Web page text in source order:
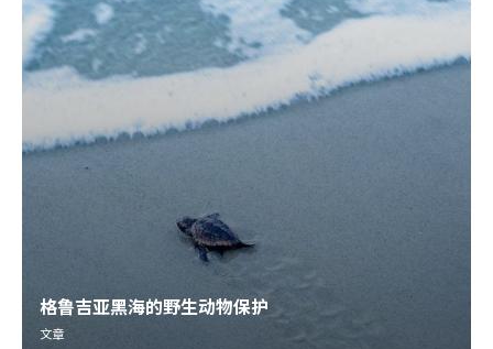
格鲁吉亚黑海的野生动物保护
文章